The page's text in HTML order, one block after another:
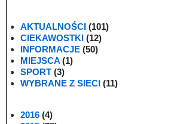
AKTUALNOŚCI (101)
CIEKAWOSTKI (12)
INFORMACJE (50)
MIEJSCA (1)
SPORT (3)
WYBRANE Z SIECI (11)
2016 (4)